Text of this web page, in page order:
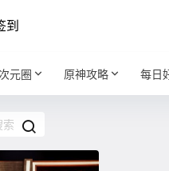
到
元圈 原神攻略 每日